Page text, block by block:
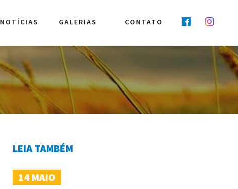
NOTÍCIAS GALERIAS CONTATO
LEIA TAMBÉM
14 MAIO